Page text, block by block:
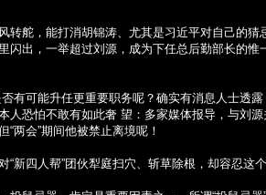
转舵，能打消胡锦涛、尤其是习近平对自己的
闪出，一举超过刘源，成为下任总后勤部长的
有可能升任更重要职务呢？确实有消息人士透
人恐怕不敢有如此奢 望：多家媒体报导，与刘
两会”期间他被禁止离境呢！
“新四人帮”团伙犁庭扫穴、斩草除根，却容忍这